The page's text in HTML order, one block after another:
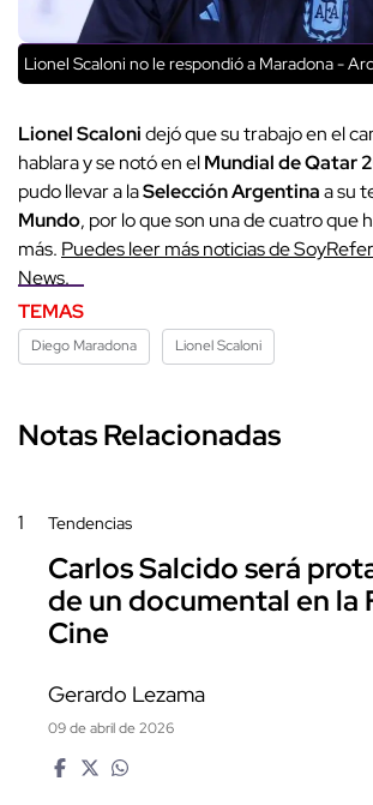
Lionel Scaloni no le respondió a Maradona -
Lionel Scalonidejó que su trabajo en el
hablara y se notó en elMundial de Qatar
pudo llevar a laSelección Argentinaa su
Mundo, por lo que son una de cuatro que
más. Puedes leer más noticias de
News.
TEMAS
Diego Maradona Lionel Scaloni
Notas Relacionadas
1 Tendencias
Carlos Salcido será
de un documental en la
Cine
Gerardo Lezama
09 de abril de 2026